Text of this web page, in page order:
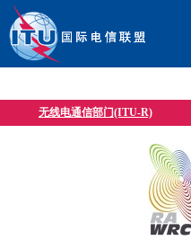
无线电通信部门(ITU-R)